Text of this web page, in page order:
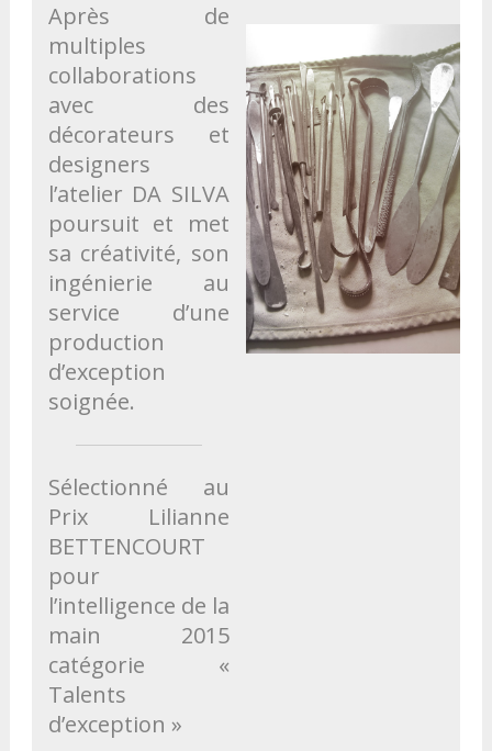
Après de
multiples
collaborations
avec des
décorateurs et
designers
l’atelier DA SILVA
poursuit et met
sa créativité, son
ingénierie au
service d’une
production
d’exception
soignée.
Sélectionné au
Prix Lilianne
BETTENCOURT
pour
l’intelligence de la
main 2015
catégorie «
Talents
d’exception »